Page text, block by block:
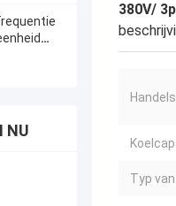
NU
380V/
Typ